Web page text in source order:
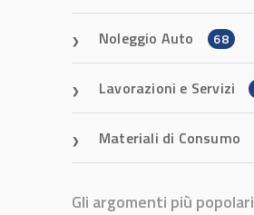
Noleggio Auto 68
Lavorazioni e Servizi
Materiali di Consumo
Gli argomenti più popolari